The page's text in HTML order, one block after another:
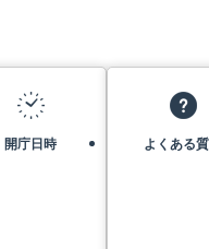
開庁日時 よくある